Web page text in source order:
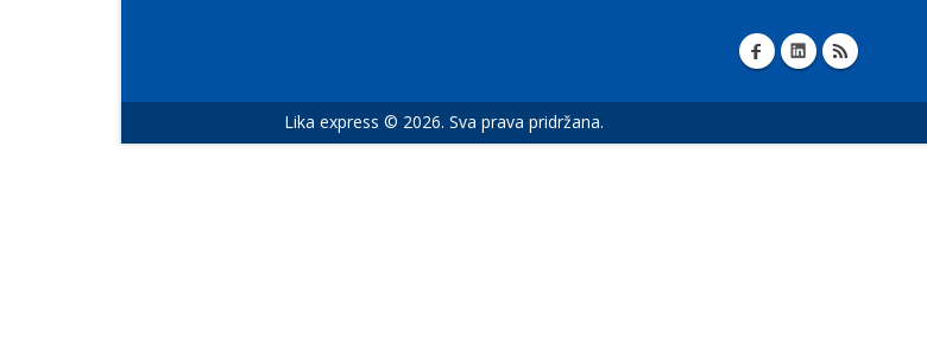
Lika express © 2026. Sva prava pridržana.